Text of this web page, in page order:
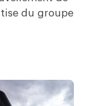
du groupe